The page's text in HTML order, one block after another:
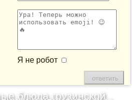
Я не робот
блюда грузинской